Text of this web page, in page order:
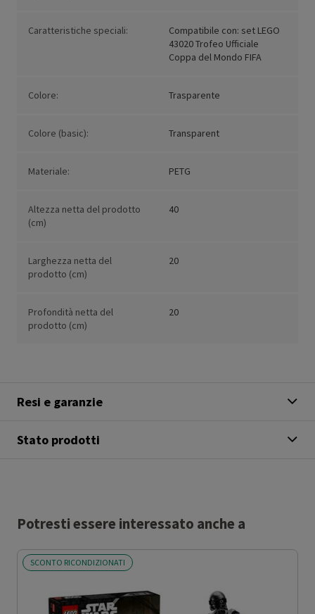
Caratteristiche speciali:
Compatibile con: set LEGO
43020 Trofeo Ufficiale
Coppa del Mondo FIFA
Colore: Trasparente
Colore (basic): Transparent
Materiale: PETG
Altezza netta del prodotto
(cm)
40
Larghezza netta del
prodotto (cm)
20
Profondità netta del
prodotto (cm)
20
Resi e garanzie
Stato prodotti
Potresti essere interessato anche a
SCONTO RICONDIZIONATI